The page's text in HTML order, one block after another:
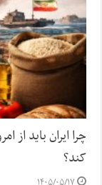
چرا ایران باید از
کند؟